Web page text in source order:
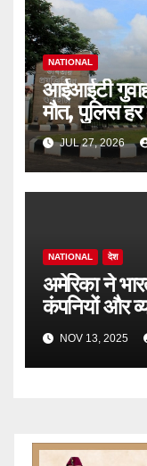
NATIONAL
आईआईटी
मौत, पुलिस
JUL 27, 2026
NATIONAL देश
अमेरिका ने
कंपनियों और
NOV 13, 2025